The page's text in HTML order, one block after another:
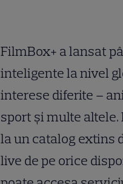
FilmBox+ a lansat
inteligente la nivel
interese diferite –
sport și multe
la un catalog extins
live de pe orice